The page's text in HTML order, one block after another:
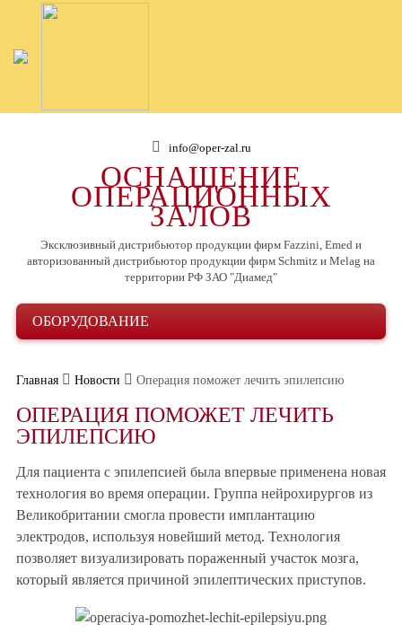
info@oper-zal.ru
ОСНАЩЕНИЕ
ОПЕРАЦИОННЫХ
ЗАЛОВ
Эксклюзивный дистрибьютор продукции фирм Fazzini, Emed и
авторизованный дистрибьютор продукции фирм Schmitz и Melag на
территории РФ ЗАО "Диамед"
ОБОРУДОВАНИЕ
Главная Новости Операция поможет лечить эпилепсию
ОПЕРАЦИЯ ПОМОЖЕТ ЛЕЧИТЬ
ЭПИЛЕПСИЮ
Для пациента с эпилепсией была впервые применена новая
технология во время операции. Группа нейрохирургов из
Великобритании смогла провести имплантацию
электродов, используя новейший метод. Технология
позволяет визуализировать пораженный участок мозга,
который является причиной эпилептических приступов.